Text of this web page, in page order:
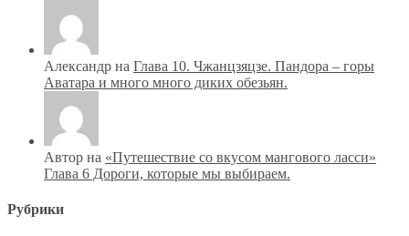
Александр на Глава 10. Чжанцзяцзе. Пандора – горы
Аватара и много много диких обезьян.
Автор на «Путешествие со вкусом мангового ласси»
Глава 6 Дороги, которые мы выбираем.
Рубрики